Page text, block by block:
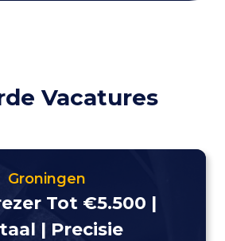
Vacatures
Groningen
Tot €5.500 |
| Precisie